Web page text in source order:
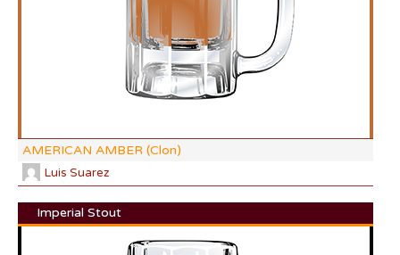
AMERICAN AMBER (Clon)
Luis Suarez
Imperial Stout